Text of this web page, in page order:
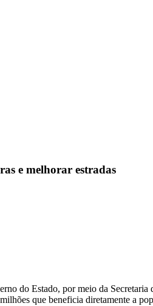
e melhorar estradas
do Estado, por meio da
que beneficia diretamente a